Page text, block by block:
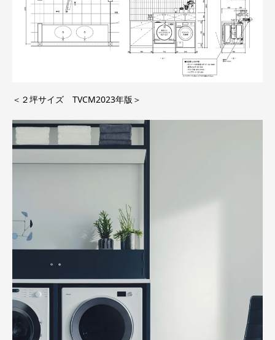
＜２坪サイズ TVCM2023年版＞